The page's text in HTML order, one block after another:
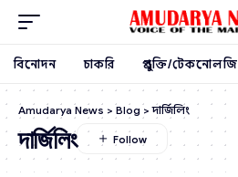
বিনোদন চাকরি প্রযুক্তি/টেকনোলজি
Amudarya News > Blog >দার্জিলিং
দার্জিলিং